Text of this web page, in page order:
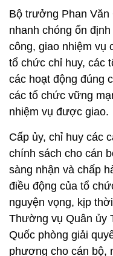
Bộ trưởng Phan Văn
nhanh chóng ổn
công, giao nhiệm vụ
tổ chức chỉ huy, các
các hoạt động đúng
các tổ chức vững
nhiệm vụ được giao.
Cấp ủy, chỉ huy các
chính sách cho cán
sàng nhận và chấp
điều động của tổ
nguyện vọng, kịp
Thường vụ Quân ủy
Quốc phòng giải
phương cho cán bộ,